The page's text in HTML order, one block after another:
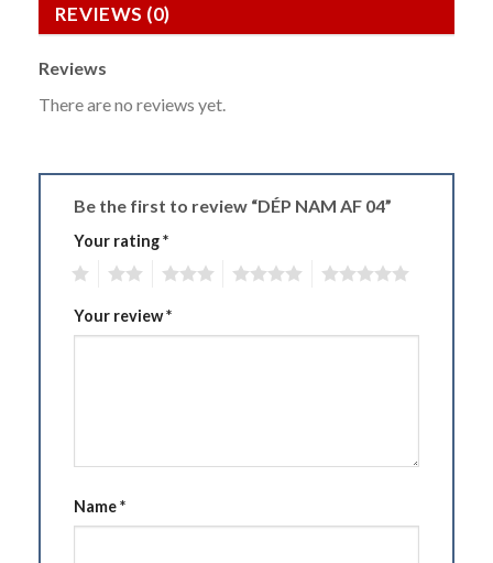
REVIEWS (0)
Reviews
There are no reviews yet.
Be the first to review “DÉP NAM AF 04”
Your rating*
Your review*
Name*